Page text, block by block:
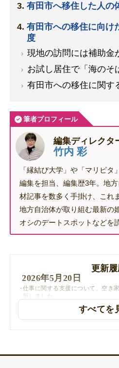
有田市へ移住した人の
有田市への移住に向け
度
現地の訪問には補助金
お試し居住で「海のそ
有田市への移住に関す
筆者プロフィール
編集ディレクタ
竹内 彩
「縁結び大学」や「マリピタ
編集を担当、編集歴3年。地
材記事を数多く手掛け、これ
地方自治体が取り組む最新の
オシのデートスポットなどを
更新
2026年5月20日
仕事に関する支援について、空き
新しました
2026年3月15日
すべてを